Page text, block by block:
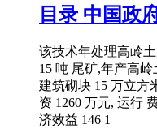
目录 中国政
该技术年处理高岭
15 吨 尾矿,年产高
建筑砌块 15 万立方
资 1260 万元, 运行
济效益 146 1